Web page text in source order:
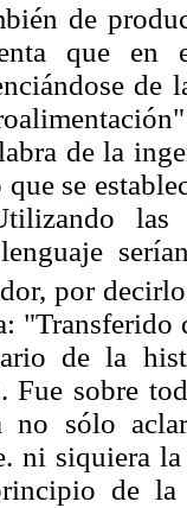
de
que en
de
de la
se
las
por
"Transferido
de la
Fue sobre
no sólo
ni siquiera
de la